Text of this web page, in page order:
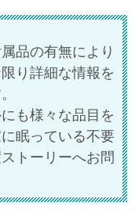
品の有無により
り詳細な情報を
も様々な品目を
眠っている不要
トーリーへお問